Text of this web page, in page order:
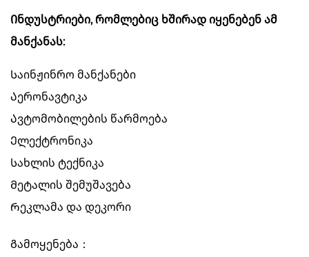
Ინდუსტრიები, რომლებიც ხშირად იყენებენ ამ
მანქანას:
Საინჟინრო მანქანები
Აერონავტიკა
Ავტომობილების წარმოება
Ელექტრონიკა
Სახლის ტექნიკა
Მეტალის შემუშავება
Რეკლამა და დეკორი
Გამოყენება：